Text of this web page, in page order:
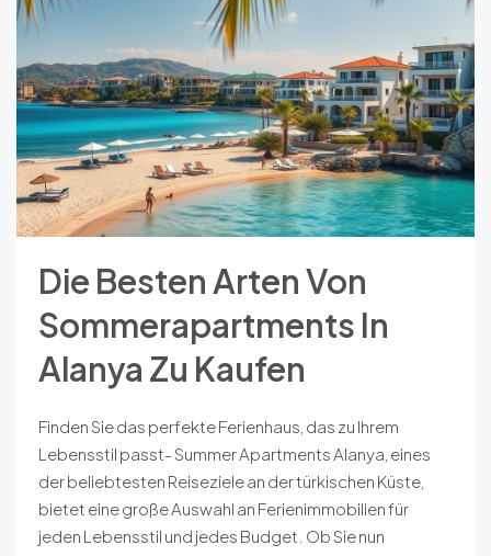
Die Besten Arten Von
Sommerapartments In
Alanya Zu Kaufen
Finden Sie das perfekte Ferienhaus, das zu Ihrem
Lebensstil passt- Summer Apartments Alanya, eines
der beliebtesten Reiseziele an der türkischen Küste,
bietet eine große Auswahl an Ferienimmobilien für
jeden Lebensstil und jedes Budget. Ob Sie nun